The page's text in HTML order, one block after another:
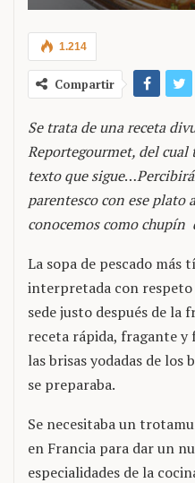
1.214
Compartir
Se trata de una receta
Reportegourmet, del cual
texto que sigue…
parentesco con ese plato
conocemos como chupín
La sopa de pescado más
interpretada con
sede justo después de la
receta rápida, fragante y
las brisas yodadas de los
se preparaba.
Se necesitaba un
en Francia para dar un
especialidades de la